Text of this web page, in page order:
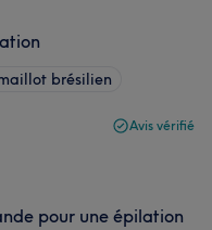
brésilien
Avis vérifié
pour une épilation